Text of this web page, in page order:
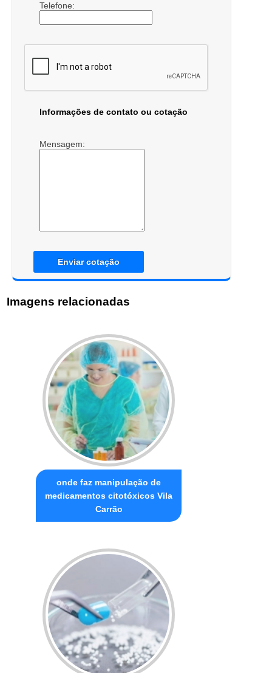
Telefone:
Informações de contato ou cotação
Mensagem:
Enviar cotação
Imagens relacionadas
onde faz manipulação de
medicamentos citotóxicos Vila
Carrão